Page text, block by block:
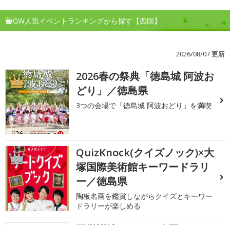
GW人気イベントランキングから探す【四国】
2026/08/07 更新
1
2026春の祭典「徳島城 阿波お
どり」／徳島県
3つの会場で「徳島城 阿波おどり」を満喫
2
QuizKnock(クイズノック)×大
塚国際美術館キーワードラリ
ー／徳島県
陶板名画を鑑賞しながらクイズとキーワー
ドラリーが楽しめる